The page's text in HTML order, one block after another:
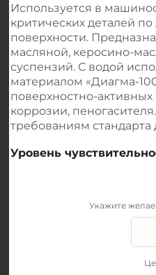
Используется в
критических деталей
поверхности.
масляной, керосино-
суспензий. С водой
материалом «Диагма-
поверхностно-
коррозии,
требованиям стандарта
Уровень
Укажите